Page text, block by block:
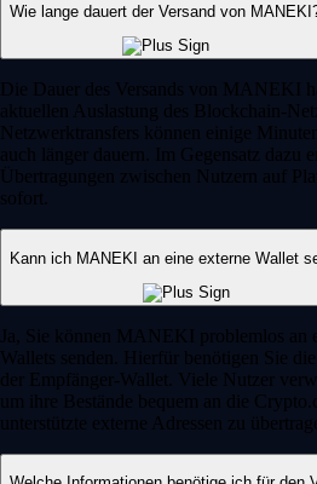
Wie lange dauert der Versand von
Die Dauer des Versands von MANEKI
aktuellen Auslastung des Blockchain-
Netzwerktransfers können einige
auch länger dauern. Im Gegensatz dazu
Übertragungen zwischen Nutzern auf
sofort.
Kann ich MANEKI an eine externe Wallet
Ja, Sie können MANEKI problemlos an
Wallets senden. Hierfür benötigen Sie
der Empfänger-Wallet. Viele Nutzer
um ihre Bestände bequem an die
unterstützte externe Adressen zu